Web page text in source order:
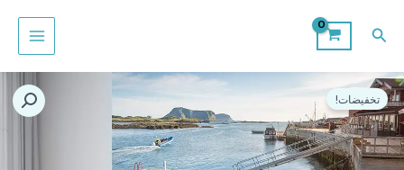
البحث
تخفيضات!
السعر
الأصلي
هو:
د.ك55,000.
السعر
الحالي
هو:
د.ك29,000.